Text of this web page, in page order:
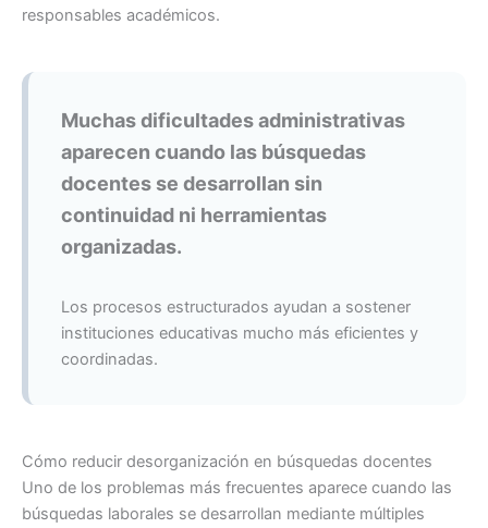
responsables académicos.
Muchas dificultades administrativas
aparecen cuando las búsquedas
docentes se desarrollan sin
continuidad ni herramientas
organizadas.
Los procesos estructurados ayudan a sostener
instituciones educativas mucho más eficientes y
coordinadas.
Cómo reducir desorganización en búsquedas docentes
Uno de los problemas más frecuentes aparece cuando las
búsquedas laborales se desarrollan mediante múltiples